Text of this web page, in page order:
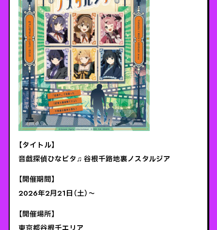
【タイトル】
音戯探偵ひなビタ♫ 谷根千路地裏ノスタルジア
【開催期間】
2026年2月21日（土）～
【開催場所】
東京都谷根千エリア